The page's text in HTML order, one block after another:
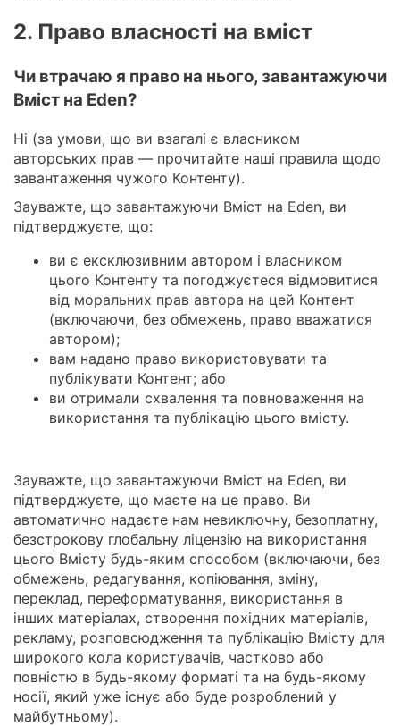
2. Право власності на вміст
Чи втрачаю я право на нього, завантажуючи
Вміст на Eden?
Ні (за умови, що ви взагалі є власником
авторських прав — прочитайте наші правила щодо
завантаження чужого Контенту).
Зауважте, що завантажуючи Вміст на Eden, ви
підтверджуєте, що:
ви є ексклюзивним автором і власником
цього Контенту та погоджуєтеся відмовитися
від моральних прав автора на цей Контент
(включаючи, без обмежень, право вважатися
автором);
вам надано право використовувати та
публікувати Контент; або
ви отримали схвалення та повноваження на
використання та публікацію цього вмісту.
Зауважте, що завантажуючи Вміст на Eden, ви
підтверджуєте, що маєте на це право. Ви
автоматично надаєте нам невиключну, безоплатну,
безстрокову глобальну ліцензію на використання
цього Вмісту будь-яким способом (включаючи, без
обмежень, редагування, копіювання, зміну,
переклад, переформатування, використання в
інших матеріалах, створення похідних матеріалів,
рекламу, розповсюдження та публікацію Вмісту для
широкого кола користувачів, частково або
повністю в будь-якому форматі та на будь-якому
носії, який уже існує або буде розроблений у
майбутньому).